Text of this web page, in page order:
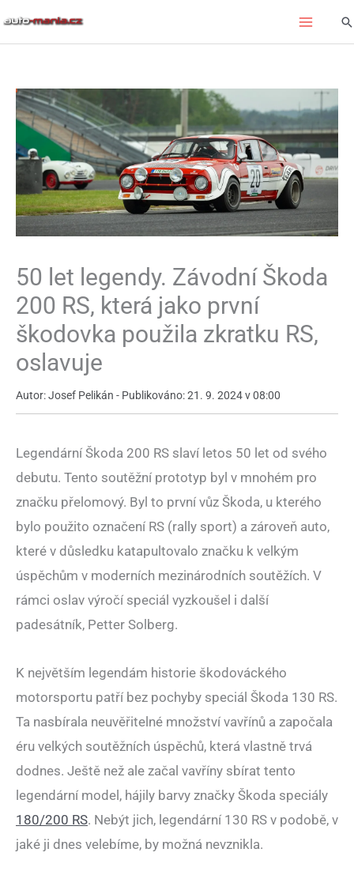
50 let legendy. Závodní Škoda
200 RS, která jako první
škodovka použila zkratku RS,
oslavuje
Autor: Josef Pelikán - Publikováno: 21. 9. 2024 v 08:00
Legendární Škoda 200 RS slaví letos 50 let od svého
debutu. Tento soutěžní prototyp byl v mnohém pro
značku přelomový. Byl to první vůz Škoda, u kterého
bylo použito označení RS (rally sport) a zároveň auto,
které v důsledku katapultovalo značku k velkým
úspěchům v moderních mezinárodních soutěžích. V
rámci oslav výročí speciál vyzkoušel i další
padesátník, Petter Solberg.
K největším legendám historie škodováckého
motorsportu patří bez pochyby speciál Škoda 130 RS.
Ta nasbírala neuvěřitelné množství vavřínů a započala
éru velkých soutěžních úspěchů, která vlastně trvá
dodnes. Ještě než ale začal vavříny sbírat tento
legendární model, hájily barvy značky Škoda speciály
180/200 RS. Nebýt jich, legendární 130 RS v podobě, v
jaké ji dnes velebíme, by možná nevznikla.